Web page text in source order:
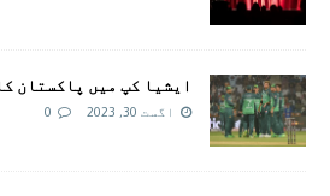
ایشیا کپ میں پاکستان
اگست 30, 2023 0